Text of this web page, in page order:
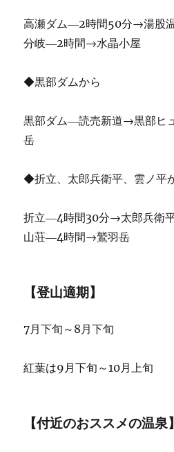
高瀬ダム―2時間50分→湯股
分岐―2時間→水晶小屋
◆黒部ダムから
黒部ダム―読売新道→黒部ヒ
岳
◆折立、太郎兵衛平、雲ノ平
折立―4時間30分→太郎兵衛
山荘―4時間→鷲羽岳
【登山適期】
7月下旬～8月下旬
紅葉は9月下旬～10月上旬
【付近のおススメの温泉】